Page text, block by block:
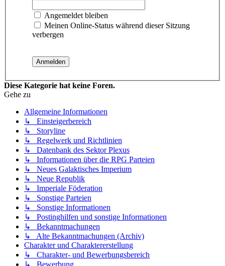
Angemeldet bleiben
Meinen Online-Status während dieser Sitzung
verbergen
Diese Kategorie hat keine Foren.
Gehe zu
Allgemeine Informationen
↳ Einsteigerbereich
↳ Storyline
↳ Regelwerk und Richtlinien
↳ Datenbank des Sektor Plexus
↳ Informationen über die RPG Parteien
↳ Neues Galaktisches Imperium
↳ Neue Republik
↳ Imperiale Föderation
↳ Sonstige Parteien
↳ Sonstige Informationen
↳ Postinghilfen und sonstige Informationen
↳ Bekanntmachungen
↳ Alte Bekanntmachungen (Archiv)
Charakter und Charaktererstellung
↳ Charakter- und Bewerbungsbereich